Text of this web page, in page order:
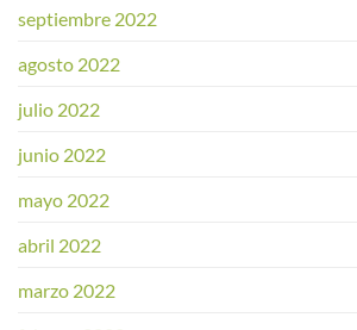
septiembre 2022
agosto 2022
julio 2022
junio 2022
mayo 2022
abril 2022
marzo 2022